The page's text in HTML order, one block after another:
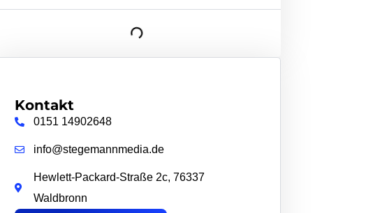
Kontakt
0151 14902648
info@stegemannmedia.de
Hewlett-Packard-Straße 2c, 76337
Waldbronn